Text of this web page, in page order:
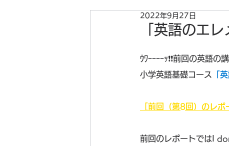
「英語のエ
2022年9月27日
ｳﾜｰｰｰｰｯ❗❗前回の英語
小学英語基礎コース
「
［前回（第8回）のレポ
前回のレポートではI